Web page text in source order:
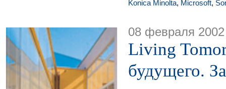
Konica Minolta, Microsoft,
08 февраля 2002
Living
будущего.